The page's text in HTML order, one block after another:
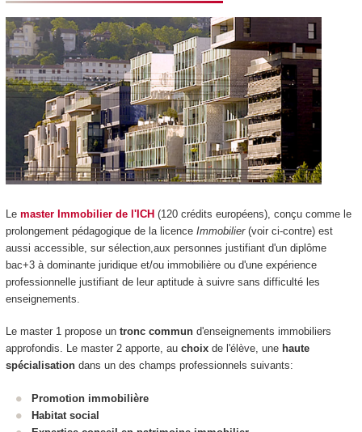
Le master Immobilier de l'ICH (120 crédits européens), conçu comme le
prolongement pédagogique de la licence Immobilier(voir ci-contre) est
aussi accessible, sur sélection,aux personnes justifiant d'un diplôme
bac+3 à dominante juridique et/ou immobilière ou d'une expérience
professionnelle justifiant de leur aptitude à suivre sans difficulté les
enseignements.
Le master 1 propose un tronc commund'enseignements immobiliers
approfondis. Le master 2 apporte, au choixde l'élève, une haute
spécialisation dans un des champs professionnels suivants:
Promotion immobilière
Habitat social